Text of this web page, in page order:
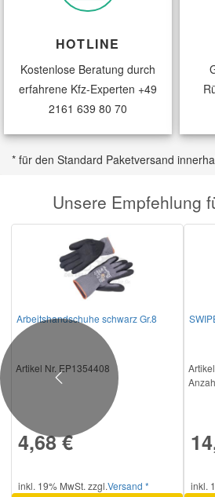
HOTLINE
Kostenlose Beratung durch
erfahrene Kfz-Experten +49
2161 639 80 70
* für den Standard Paketversand
Unsere Empfehlung
Arbeitshandschuhe schwarz Gr.8
Artikel Nr. EP1354408
4,68 €
inkl. 19% MwSt. zzgl.Versand * inkl.
Previous